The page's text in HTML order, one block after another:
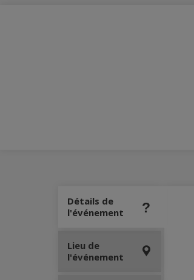
Détails de
l'événement
Lieu de
l'événement